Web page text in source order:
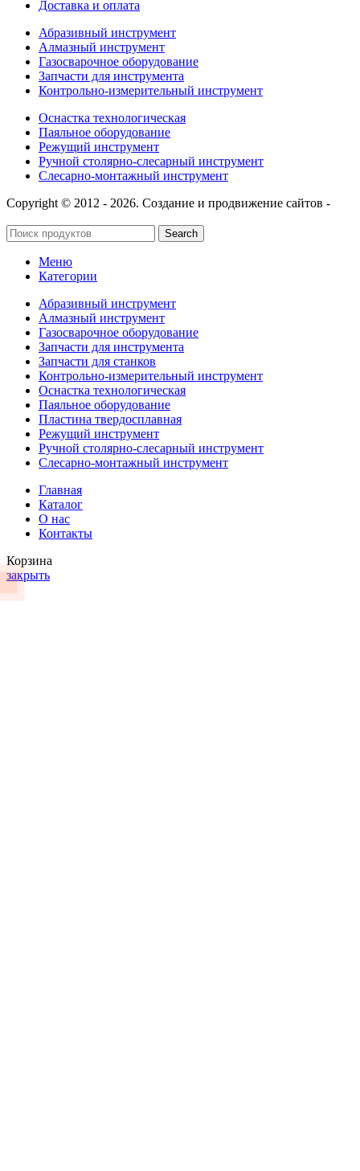
Доставка и оплата
Абразивный инструмент
Алмазный инструмент
Газосварочное оборудование
Запчасти для инструмента
Контрольно-измерительный инструмент
Оснастка технологическая
Паяльное оборудование
Режущий инструмент
Ручной столярно-слесарный инструмент
Слесарно-монтажный инструмент
Copyright © 2012 - 2026. Создание и продвижение сайтов -
Search
Меню
Категории
Абразивный инструмент
Алмазный инструмент
Газосварочное оборудование
Запчасти для инструмента
Запчасти для станков
Контрольно-измерительный инструмент
Оснастка технологическая
Паяльное оборудование
Пластина твердосплавная
Режущий инструмент
Ручной столярно-слесарный инструмент
Слесарно-монтажный инструмент
Главная
Каталог
О нас
Контакты
Корзина
закрыть